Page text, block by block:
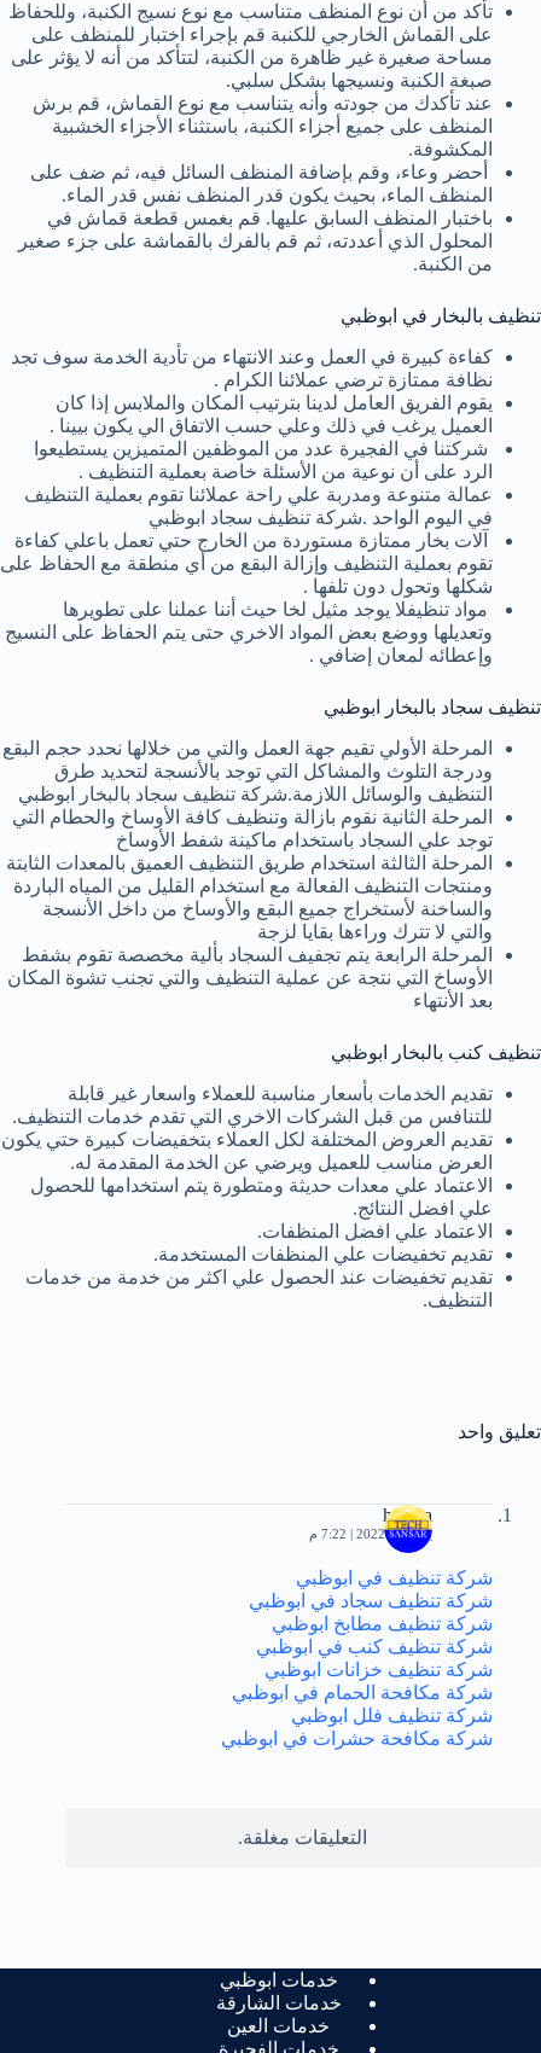
تأكد من أن نوع المنظف متناسب مع نوع نسيج الكنبة، وللحفاظ
على القماش الخارجي للكنبة قم بإجراء اختبار للمنظف على
مساحة صغيرة غير ظاهرة من الكنبة، لتتأكد من أنه لا يؤثر على
صبغة الكنبة ونسيجها بشكل سلبي.
عند تأكدك من جودته وأنه يتناسب مع نوع القماش، قم برش
المنظف على جميع أجزاء الكنبة، باستثناء الأجزاء الخشبية
المكشوفة.
أحضر وعاء، وقم بإضافة المنظف السائل فيه، ثم ضف على
المنظف الماء، بحيث يكون قدر المنظف نفس قدر الماء.
باختبار المنظف السابق عليها. قم بغمس قطعة قماش في
المحلول الذي أعددته، ثم قم بالفرك بالقماشة على جزء صغير
من الكنبة.
تنظيف بالبخار في ابوظبي
كفاءة كبيرة في العمل وعند الانتهاء من تأدية الخدمة سوف تجد
نظافة ممتازة ترضي عملائنا الكرام .
يقوم الفريق العامل لدينا بترتيب المكان والملابس إذا كان
العميل يرغب في ذلك وعلي حسب الاتفاق الي يكون بيينا .
شركتنا في الفجيرة عدد من الموظفين المتميزين يستطيعوا
الرد على أن نوعية من الأسئلة خاصة بعملية التنظيف .
عمالة متنوعة ومدربة علي راحة عملائنا تقوم بعملية التنظيف
في اليوم الواحد .شركة تنظيف سجاد ابوظبي
آلات بخار ممتازة مستوردة من الخارج حتي تعمل باعلي كفاءة
تقوم بعملية التنظيف وإزالة البقع من أي منطقة مع الحفاظ على
شكلها وتحول دون تلفها .
مواد تنظيفلا يوجد مثيل لخا حيث أننا عملنا على تطويرها
وتعديلها ووضع بعض المواد الاخري حتى يتم الحفاظ على النسيج
وإعطائه لمعان إضافي .
تنظيف سجاد بالبخار ابوظبي
المرحلة الأولي تقيم جهة العمل والتي من خلالها نحدد حجم البقع
ودرجة التلوث والمشاكل التي توجد بالأنسجة لتحديد طرق
التنظيف والوسائل اللازمة.شركة تنظيف سجاد بالبخار ابوظبي
المرحلة الثانية نقوم بازالة وتنظيف كافة الأوساخ والحطام التي
توجد علي السجاد باستخدام ماكينة شفط الأوساخ
المرحلة الثالثة استخدام طريق التنظيف العميق بالمعدات الثابتة
ومنتجات التنظيف الفعالة مع استخدام القليل من المياه الباردة
والساخنة لأستخراج جميع البقع والأوساخ من داخل الأنسجة
والتي لا تترك وراءها بقايا لزجة
المرحلة الرابعة يتم تجفيف السجاد بألية مخصصة تقوم بشفط
الأوساخ التي نتجة عن عملية التنظيف والتي تجنب تشوة المكان
بعد الأنتهاء
تنظيف كنب بالبخار ابوظبي
تقديم الخدمات بأسعار مناسبة للعملاء واسعار غير قابلة
للتنافس من قبل الشركات الاخري التي تقدم خدمات التنظيف.
تقديم العروض المختلفة لكل العملاء بتخفيضات كبيرة حتي يكون
العرض مناسب للعميل ويرضي عن الخدمة المقدمة له.
الاعتماد علي معدات حديثة ومتطورة يتم استخدامها للحصول
علي افضل النتائج.
الاعتماد علي افضل المنظفات.
تقديم تخفيضات علي المنظفات المستخدمة.
تقديم تخفيضات عند الحصول علي اكثر من خدمة من خدمات
التنظيف.
تعليق واحد
hemaa
يناير 29, 2022 | 7:22 م
شركة تنظيف في ابوظبي
شركة تنظيف سجاد في ابوظبي
شركة تنظيف مطابخ ابوظبي
شركة تنظيف كنب في ابوظبي
شركة تنظيف خزانات ابوظبي
شركة مكافحة الحمام في ابوظبي
شركة تنظيف فلل ابوظبي
شركة مكافحة حشرات في ابوظبي
التعليقات مغلقة.
خدمات ابوظبي
خدمات الشارقة
خدمات العين
خدمات الفجيرة